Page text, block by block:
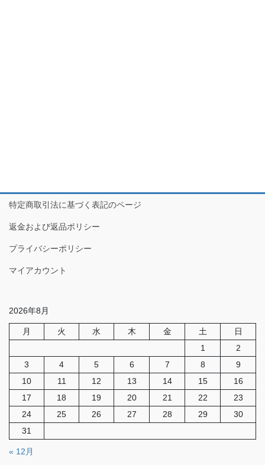
特定商取引法に基づく表記のページ
返金および返品ポリシー
プライバシーポリシー
マイアカウント
2026年8月
月 火 水 木 金 土
日
1
2
3
4 5 6 7 8
9
10
11 12 13 14 15
16
17
18 19 20 21 22
23
24
25 26 27 28 29
30
31
« 12月